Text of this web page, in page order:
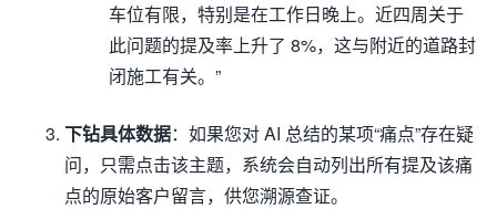
车位有限，特别是在工作日晚上。近四周关于
此问题的提及率上升了 8%，这与附近的道路封
闭施工有关。”
下钻具体数据：如果您对 AI 总结的某项“痛点”存在疑
问，只需点击该主题，系统会自动列出所有提及该痛
点的原始客户留言，供您溯源查证。